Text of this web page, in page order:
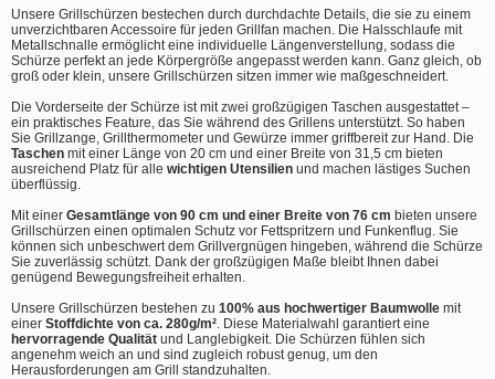
Unsere Grillschürzen bestechen durch durchdachte Details, die sie zu einem
unverzichtbaren Accessoire für jeden Grillfan machen. Die Halsschlaufe mit
Metallschnalle ermöglicht eine individuelle Längenverstellung, sodass die
Schürze perfekt an jede Körpergröße angepasst werden kann. Ganz gleich, ob
groß oder klein, unsere Grillschürzen sitzen immer wie maßgeschneidert.
Die Vorderseite der Schürze ist mit zwei großzügigen Taschen ausgestattet –
ein praktisches Feature, das Sie während des Grillens unterstützt. So haben
Sie Grillzange, Grillthermometer und Gewürze immer griffbereit zur Hand. Die
Taschen mit einer Länge von 20 cm und einer Breite von 31,5 cm bieten
ausreichend Platz für alle wichtigen Utensilien und machen lästiges Suchen
überflüssig.
Mit einer Gesamtlänge von 90 cm und einer Breite von 76 cm bieten unsere
Grillschürzen einen optimalen Schutz vor Fettspritzern und Funkenflug. Sie
können sich unbeschwert dem Grillvergnügen hingeben, während die Schürze
Sie zuverlässig schützt. Dank der großzügigen Maße bleibt Ihnen dabei
genügend Bewegungsfreiheit erhalten.
Unsere Grillschürzen bestehen zu 100% aus hochwertiger Baumwolle mit
einer Stoffdichte von ca. 280g/m² . Diese Materialwahl garantiert eine
hervorragende Qualität und Langlebigkeit. Die Schürzen fühlen sich
angenehm weich an und sind zugleich robust genug, um den
Herausforderungen am Grill standzuhalten.